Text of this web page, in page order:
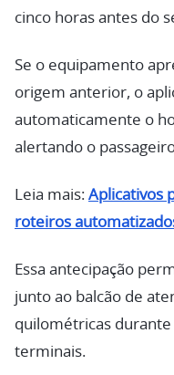
cinco horas antes do
Se o equipamento
origem anterior, o
automaticamente o
alertando o
Leia mais: Aplicativos
roteiros
Essa antecipação
junto ao balcão de
quilométricas
terminais.